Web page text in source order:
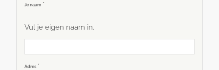
Je naam *
Vul je eigen naam in.
Adres *